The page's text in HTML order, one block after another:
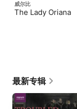
威尔比
The Lady Oriana
最新专辑